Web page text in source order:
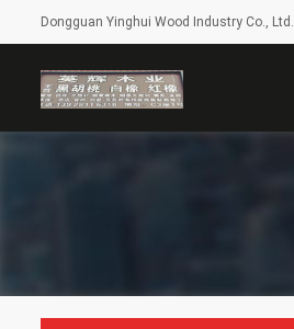
Dongguan Yinghui Wood Industry Co., Ltd.